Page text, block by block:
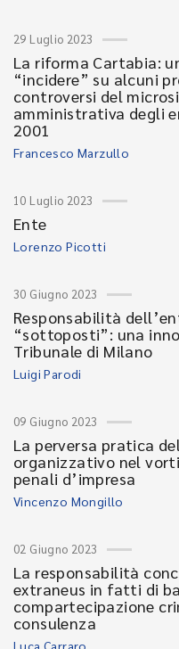
29 Luglio 2023
La riforma Cartabia:
“incidere” su alcuni
controversi del
amministrativa degli
2001
Francesco Marzullo
10 Luglio 2023
Ente
Lorenzo Picotti
30 Giugno 2023
Responsabilità
“sottoposti”: una
Tribunale di Milano
Luigi Parodi
09 Giugno 2023
La perversa pratica
organizzativo nel
penali d’impresa
Vincenzo Mongillo
02 Giugno 2023
La responsabilità
extraneus in fatti di
compartecipazione
consulenza
Luca Carraro